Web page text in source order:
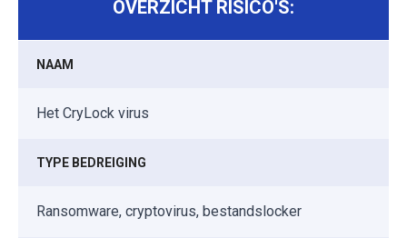
OVERZICHT RISICO'S:
NAAM
Het CryLock virus
TYPE BEDREIGING
Ransomware, cryptovirus, bestandslocker